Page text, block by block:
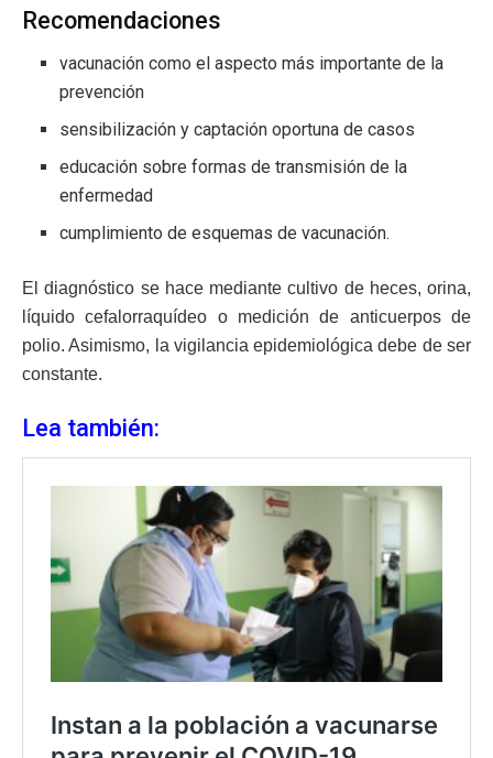
Recomendaciones
vacunación como el aspecto más importante de la
prevención
sensibilización y captación oportuna de casos
educación sobre formas de transmisión de la
enfermedad
cumplimiento de esquemas de vacunación.
El diagnóstico se hace mediante cultivo de heces, orina,
líquido cefalorraquídeo o medición de anticuerpos de
polio. Asimismo, la vigilancia epidemiológica debe de ser
constante.
Lea también: